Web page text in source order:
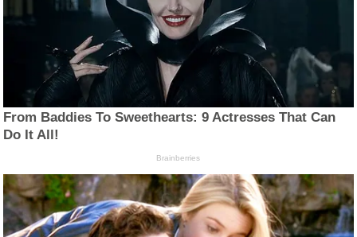
From Baddies To Sweethearts: 9 Actresses That Can
Do It All!
Brainberries